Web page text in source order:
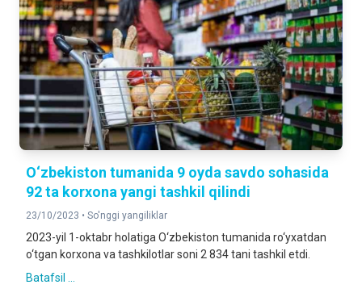
O‘zbekiston tumanida 9 oyda savdo sohasida
92 ta korxona yangi tashkil qilindi
23/10/2023 • So'nggi yangiliklar
2023-yil 1-oktabr holatiga O‘zbekiston tumanida ro‘yxatdan
o‘tgan korxona va tashkilotlar soni 2 834 tani tashkil etdi.
Batafsil ...